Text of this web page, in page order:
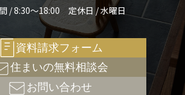
/ 8:30～18:00 定休日 / 水曜日
資料請求フォーム
住まいの無料相談会
お問い合わせ